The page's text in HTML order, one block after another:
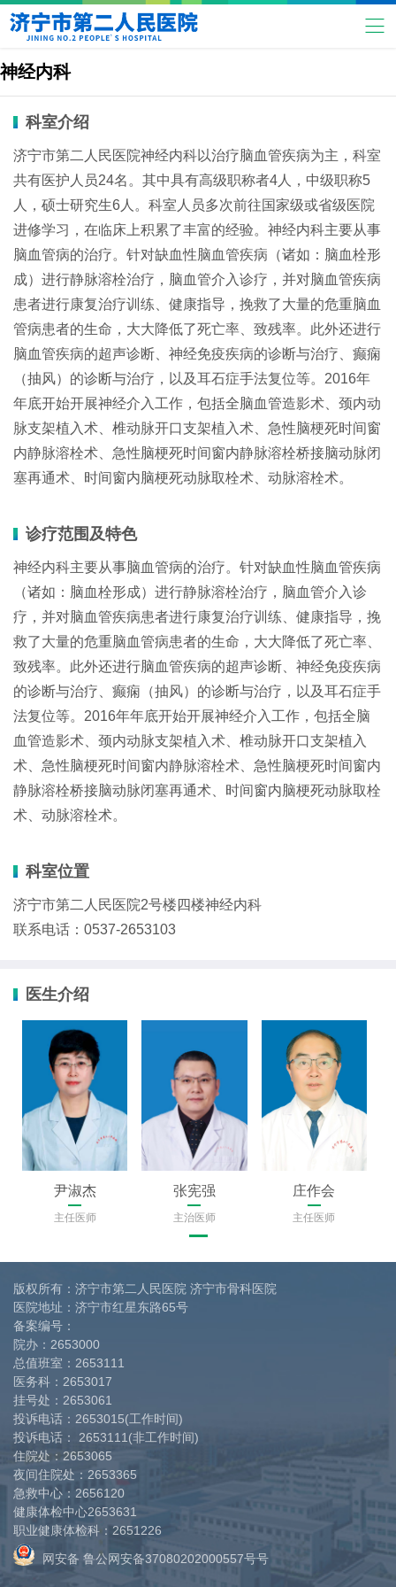
神经内科
科室介绍
济宁市第二人民医院神经内科以治疗脑血管疾病为主，科室
共有医护人员24名。其中具有高级职称者4人，中级职称5
人，硕士研究生6人。科室人员多次前往国家级或省级医院
进修学习，在临床上积累了丰富的经验。神经内科主要从事
脑血管病的治疗。针对缺血性脑血管疾病（诸如：脑血栓形
成）进行静脉溶栓治疗，脑血管介入诊疗，并对脑血管疾病
患者进行康复治疗训练、健康指导，挽救了大量的危重脑血
管病患者的生命，大大降低了死亡率、致残率。此外还进行
脑血管疾病的超声诊断、神经免疫疾病的诊断与治疗、癫痫
（抽风）的诊断与治疗，以及耳石症手法复位等。2016年
年底开始开展神经介入工作，包括全脑血管造影术、颈内动
脉支架植入术、椎动脉开口支架植入术、急性脑梗死时间窗
内静脉溶栓术、急性脑梗死时间窗内静脉溶栓桥接脑动脉闭
塞再通术、时间窗内脑梗死动脉取栓术、动脉溶栓术。
诊疗范围及特色
神经内科主要从事脑血管病的治疗。针对缺血性脑血管疾病
（诸如：脑血栓形成）进行静脉溶栓治疗，脑血管介入诊
疗，并对脑血管疾病患者进行康复治疗训练、健康指导，挽
救了大量的危重脑血管病患者的生命，大大降低了死亡率、
致残率。此外还进行脑血管疾病的超声诊断、神经免疫疾病
的诊断与治疗、癫痫（抽风）的诊断与治疗，以及耳石症手
法复位等。2016年年底开始开展神经介入工作，包括全脑
血管造影术、颈内动脉支架植入术、椎动脉开口支架植入
术、急性脑梗死时间窗内静脉溶栓术、急性脑梗死时间窗内
静脉溶栓桥接脑动脉闭塞再通术、时间窗内脑梗死动脉取栓
术、动脉溶栓术。
科室位置
济宁市第二人民医院2号楼四楼神经内科
联系电话：0537-2653103
医生介绍
尹淑杰
主任医师
张宪强
主治医师
庄作会
主任医师
版权所有：济宁市第二人民医院 济宁市骨科医院
医院地址：济宁市红星东路65号
备案编号：
院办： 2653000
总值班室： 2653111
医务科： 2653017
挂号处： 2653061
投诉电话： 2653015(工作时间)
投诉电话：
2653111(非工作时间)
住院处：2653065
夜间住院处： 2653365
急救中心： 2656120
健康体检中心2653631
职业健康体检科： 2651226
网安备 鲁公网安备37080202000557号号